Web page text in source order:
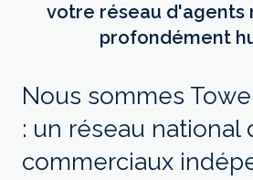
votre réseau d'agents
profondément
Nous sommes
: un réseau national
commerciaux